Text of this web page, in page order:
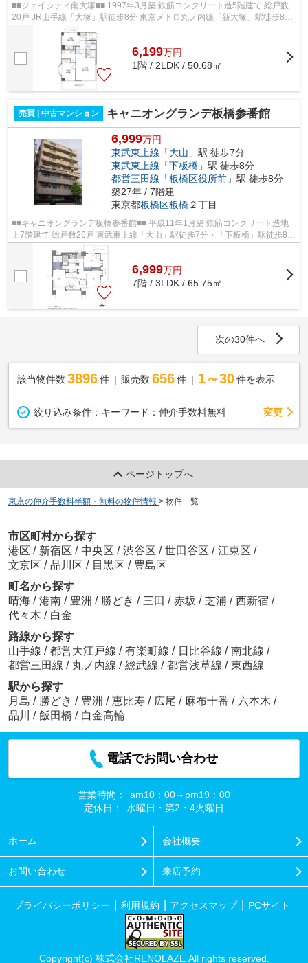
■■ジェイシティ南大塚■■ 1997年3月築 鉄筋コンクリート造5階建て 総戸数
20戸 JR山手線「大塚」駅徒歩8分 東京メトロ丸ノ内線「新大塚」駅徒歩8分
JR山手線・都営三田線「巣鴨」駅徒...
6,199万円
1階 / 2LDK / 50.68㎡
売買 | 中古マンション キャニオングランデ板橋参番館
6,999万円
東武東上線 「大山 」駅 徒歩7分
東武東上線 「下板橋 」駅 徒歩8分
都営三田線 「板橋区役所前 」駅 徒歩8分
築27年 / 7階建
東京都板橋区板橋２丁目
■■キャニオングランデ板橋参番館■■ 平成11年1月築 鉄筋コンクリート造地
上7階建て 総戸数26戸 東武東上線「大山」駅徒歩7分・「下板橋」駅徒歩8分
都営三田線「板橋区役所前」駅徒歩...
6,999万円
7階 / 3LDK / 65.75㎡
次の30件へ
該当物件数 3896件 販売数 656 件 1～30 件を表示
絞り込み条件： キーワード：仲介手数料無料 変更
ページトップへ
東京の仲介手数料半額・無料の物件情報 > 物件一覧
市区町村から探す
港区 / 新宿区 / 中央区 / 渋谷区 / 世田谷区 / 江東区 /
文京区 / 品川区 / 目黒区 / 豊島区
町名から探す
晴海 / 港南 / 豊洲 / 勝どき / 三田 / 赤坂 / 芝浦 / 西新宿 /
代々木 / 白金
路線から探す
山手線 / 都営大江戸線 / 有楽町線 / 日比谷線 / 南北線 /
都営三田線 / 丸ノ内線 / 総武線 / 都営浅草線 / 東西線
駅から探す
月島 / 勝どき / 豊洲 / 恵比寿 / 広尾 / 麻布十番 / 六本木 /
品川
/ 飯田橋 / 白金高輪
電話でお問い合わせ
営業時間：
am10：00～pm19：00
定休日：
水曜日・第2・4火曜日
ホーム 会社概要
お問い合わせ 来店予約
プライバシーポリシー 利用規約 アクセスマップ PCサイト
Copyright(c) 株式会社RENOLAZE All rights reserved.